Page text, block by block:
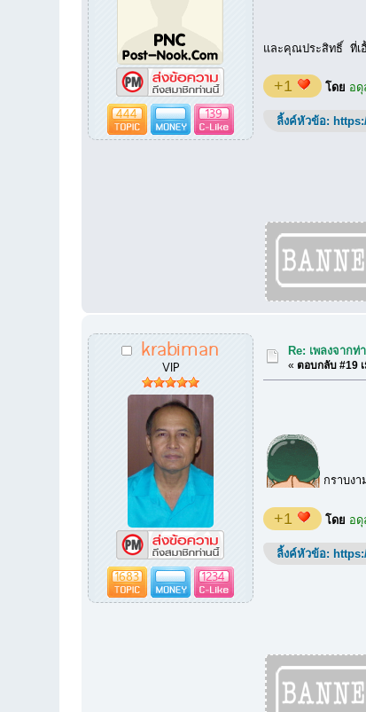
444 139
และคุณประสิทธิ์ ที่เ
+1 โดย อ
ลิ้งค์หัวข้อ:
krabiman
VIP
1683 1234
Re: เพลงจากท่
«ตอบกลับ #19
กราบง
+1 โดย อ
ลิ้งค์หัวข้อ: